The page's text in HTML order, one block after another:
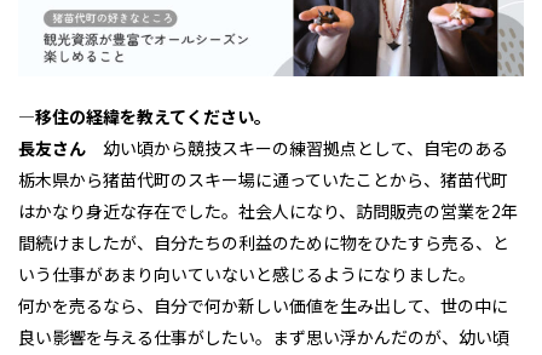
―移住の経緯を教えてください。
長友さん 幼い頃から競技スキーの練習拠点として、自宅のある
栃木県から猪苗代町のスキー場に通っていたことから、猪苗代町
はかなり身近な存在でした。社会人になり、訪問販売の営業を2年
間続けましたが、自分たちの利益のために物をひたすら売る、と
いう仕事があまり向いていないと感じるようになりました。
何かを売るなら、自分で何か新しい価値を生み出して、世の中に
良い影響を与える仕事がしたい。まず思い浮かんだのが、幼い頃